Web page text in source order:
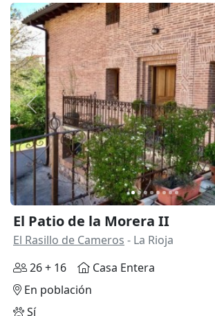
Anterior
El Patio de la Morera II
El Rasillo de Cameros - La Rioja
26 + 16
Casa Entera
En población
Sí